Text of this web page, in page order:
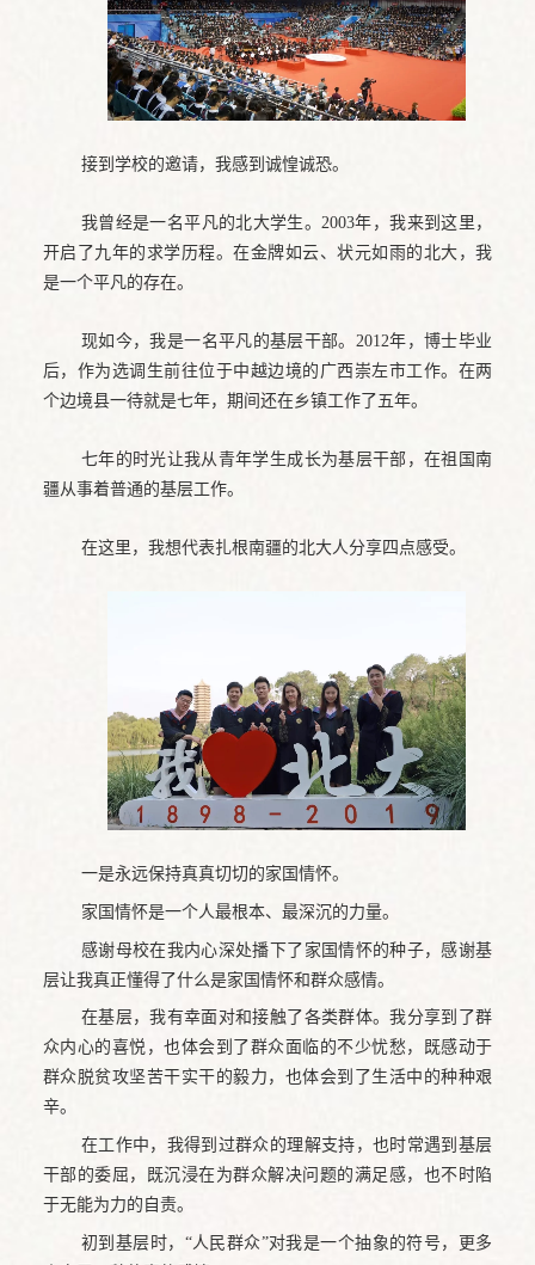
接到学校的邀请，我感到诚惶诚恐。
我曾经是一名平凡的北大学生。2003年，我来到这里，
开启了九年的求学历程。在金牌如云、状元如雨的北大，我
是一个平凡的存在。
现如今，我是一名平凡的基层干部。2012年，博士毕业
后，作为选调生前往位于中越边境的广西崇左市工作。在两
个边境县一待就是七年，期间还在乡镇工作了五年。
七年的时光让我从青年学生成长为基层干部，在祖国南
疆从事着普通的基层工作。
在这里，我想代表扎根南疆的北大人分享四点感受。
一是永远保持真真切切的家国情怀。
家国情怀是一个人最根本、最深沉的力量。
感谢母校在我内心深处播下了家国情怀的种子，感谢基
层让我真正懂得了什么是家国情怀和群众感情。
在基层，我有幸面对和接触了各类群体。我分享到了群
众内心的喜悦，也体会到了群众面临的不少忧愁，既感动于
群众脱贫攻坚苦干实干的毅力，也体会到了生活中的种种艰
辛。
在工作中，我得到过群众的理解支持，也时常遇到基层
干部的委屈，既沉浸在为群众解决问题的满足感，也不时陷
于无能为力的自责。
初到基层时，“人民群众”对我是一个抽象的符号，更多